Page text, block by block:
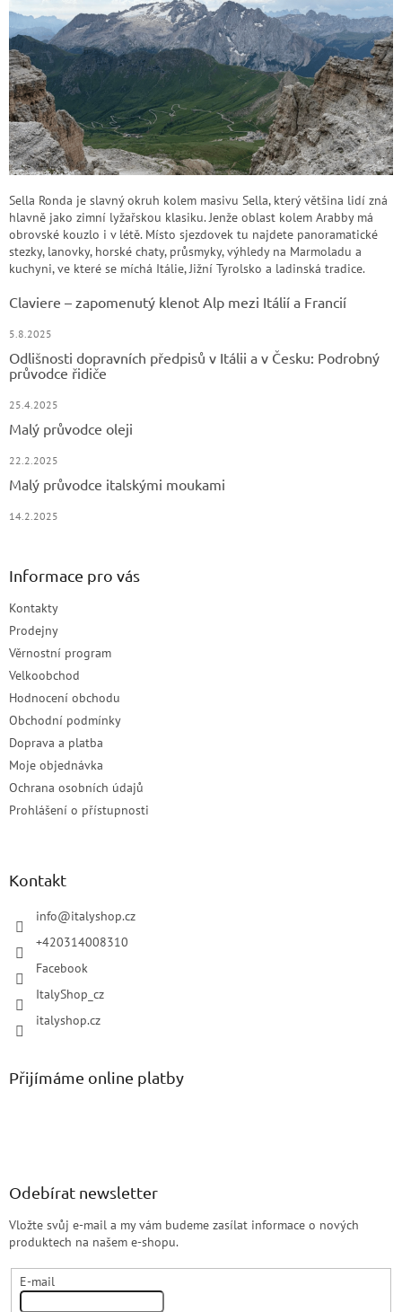
Sella Ronda je slavný okruh kolem masivu Sella, který většina lidí zná
hlavně jako zimní lyžařskou klasiku. Jenže oblast kolem Arabby má
obrovské kouzlo i v létě. Místo sjezdovek tu najdete panoramatické
stezky, lanovky, horské chaty, průsmyky, výhledy na Marmoladu a
kuchyni, ve které se míchá Itálie, Jižní Tyrolsko a ladinská tradice.
Claviere – zapomenutý klenot Alp mezi Itálií a Francií
5.8.2025
Odlišnosti dopravních předpisů v Itálii a v Česku: Podrobný
průvodce řidiče
25.4.2025
Malý průvodce oleji
22.2.2025
Malý průvodce italskými moukami
14.2.2025
Informace pro vás
Kontakty
Prodejny
Věrnostní program
Velkoobchod
Hodnocení obchodu
Obchodní podmínky
Doprava a platba
Moje objednávka
Ochrana osobních údajů
Prohlášení o přístupnosti
Kontakt
info@italyshop.cz
+420314008310
Facebook
ItalyShop_cz
italyshop.cz
Přijímáme online platby
Odebírat newsletter
Vložte svůj e-mail a my vám budeme zasílat informace o nových
produktech na našem e-shopu.
E-mail